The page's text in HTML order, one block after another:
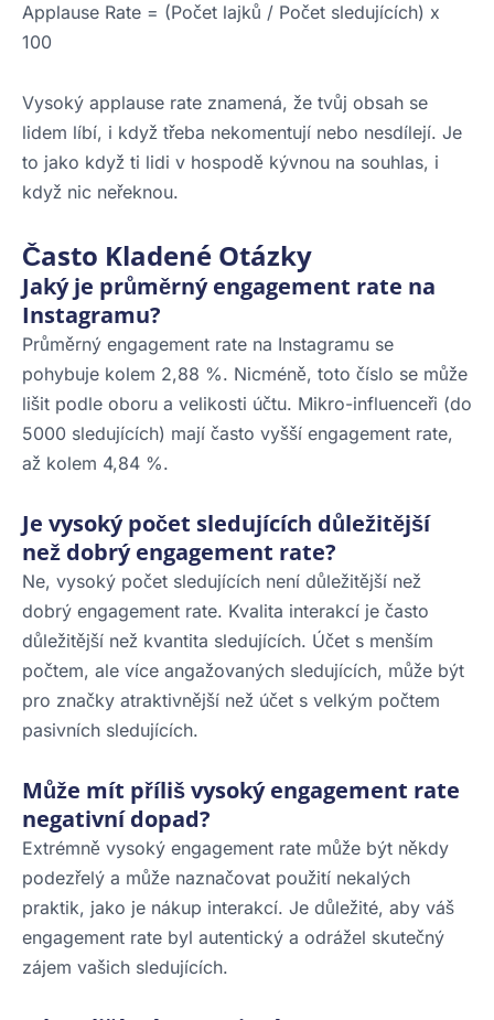
Applause Rate = (Počet lajků / Počet sledujících) x
100
Vysoký applause rate znamená, že tvůj obsah se
lidem líbí, i když třeba nekomentují nebo nesdílejí. Je
to jako když ti lidi v hospodě kývnou na souhlas, i
když nic neřeknou.
Často Kladené Otázky
Jaký je průměrný engagement rate na
Instagramu?
Průměrný engagement rate na Instagramu se
pohybuje kolem 2,88 %. Nicméně, toto číslo se může
lišit podle oboru a velikosti účtu. Mikro-influenceři (do
5000 sledujících) mají často vyšší engagement rate,
až kolem 4,84 %.
Je vysoký počet sledujících důležitější
než dobrý engagement rate?
Ne, vysoký počet sledujících není důležitější než
dobrý engagement rate. Kvalita interakcí je často
důležitější než kvantita sledujících. Účet s menším
počtem, ale více angažovaných sledujících, může být
pro značky atraktivnější než účet s velkým počtem
pasivních sledujících.
Může mít příliš vysoký engagement rate
negativní dopad?
Extrémně vysoký engagement rate může být někdy
podezřelý a může naznačovat použití nekalých
praktik, jako je nákup interakcí. Je důležité, aby váš
engagement rate byl autentický a odrážel skutečný
zájem vašich sledujících.